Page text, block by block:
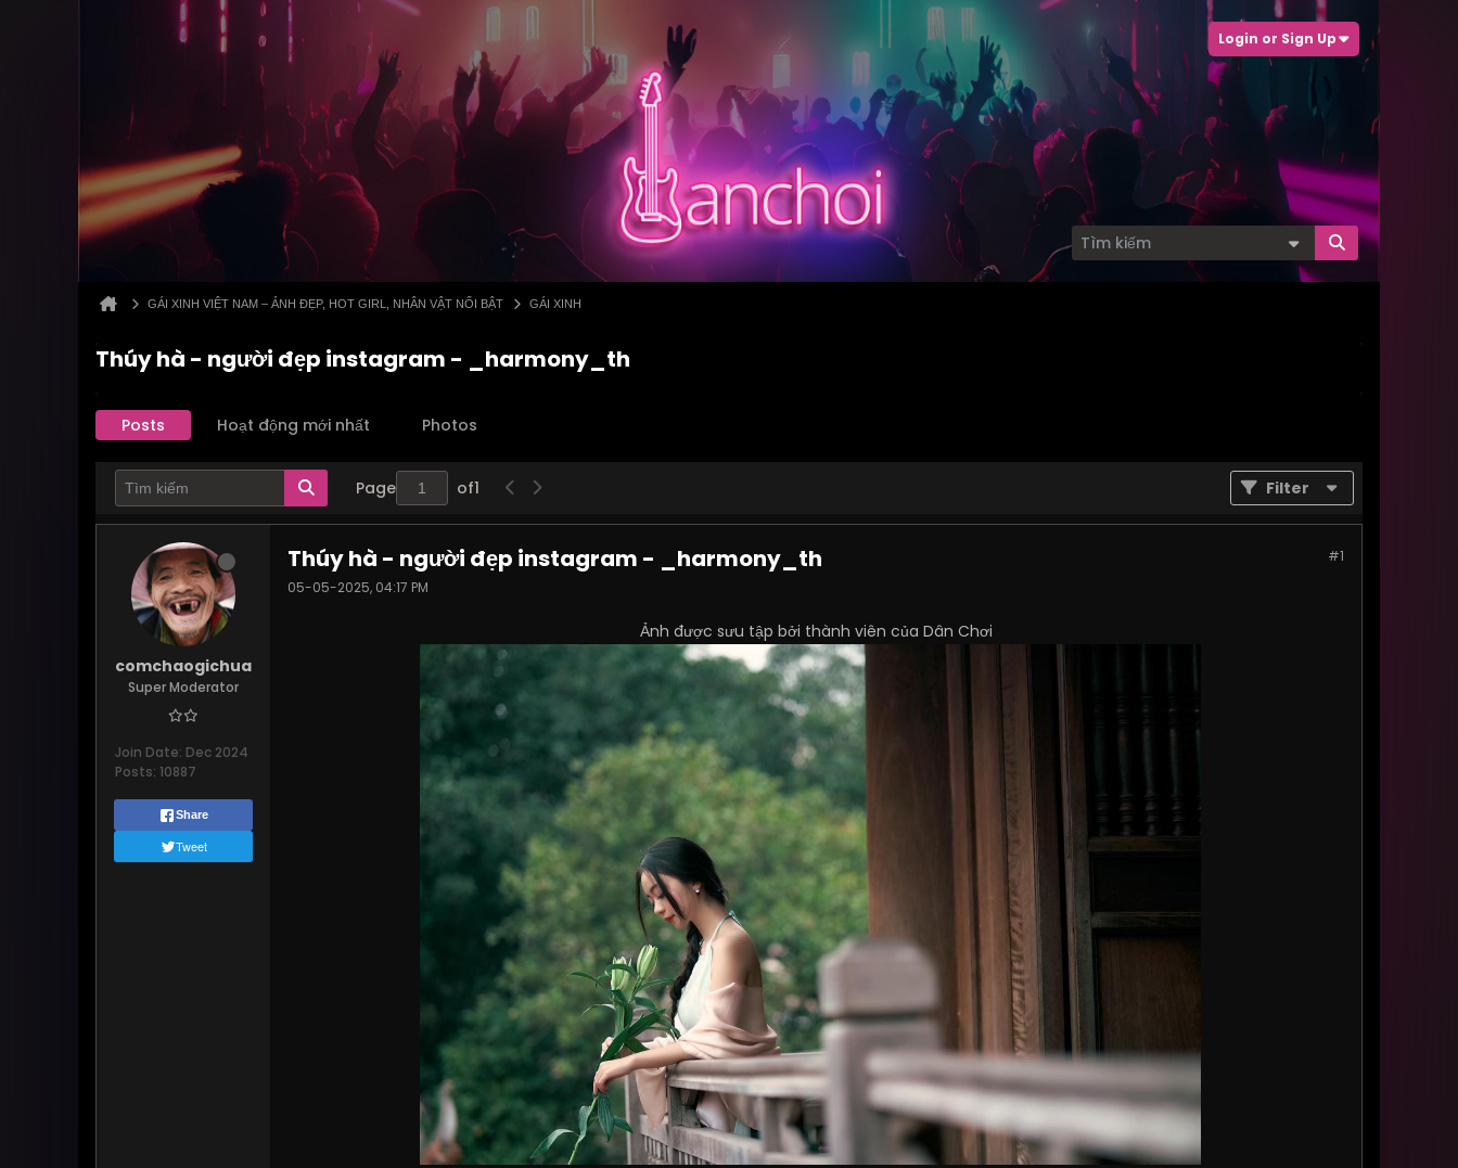
Login or Sign Up
GÁI XINH VIỆT NAM – ẢNH ĐẸP, HOT GIRL, NHÂN VẬT NỔI BẬT GÁI XINH
Thúy hà - người đẹp instagram - _harmony_th
Posts Hoạt động mới nhất Photos
Page of1 Filter
comchaogichua
Super Moderator
Join Date: Dec 2024
Posts: 10887
Share
Tweet
#1
Thúy hà - người đẹp instagram - _harmony_th
05-05-2025, 04:17 PM
Ảnh được sưu tập bởi thành viên của Dân Chơi